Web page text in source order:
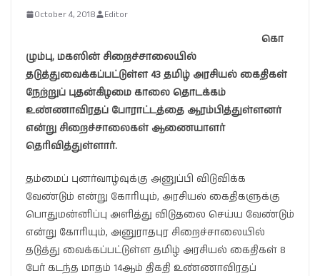
October 4, 2018 Editor
கொ
ழும்பு, மகஸின் சிறைச்சாலையில்
தடுத்துவைக்கப்பட்டுள்ள 43 தமிழ் அரசியல் கைதிகள்
நேற்றுப் புதன்கிழமை காலை தொடக்கம்
உண்ணாவிரதப் போராட்டத்தை ஆரம்பித்துள்ளனர்
என்று சிறைச்சாலைகள் ஆணையாளர்
தெரிவித்துள்ளார்.
தம்மைப் புனர்வாழ்வுக்கு அனுப்பி விடுவிக்க
வேண்டும் என்று கோரியும், அரசியல் கைதிகளுக்கு
பொதுமன்னிப்பு அளித்து விடுதலை செய்ய வேண்டும்
என்று கோரியும், அனுராதபுர சிறைச்சாலையில்
தடுத்து வைக்கப்பட்டுள்ள தமிழ் அரசியல் கைதிகள் 8
பேர் கடந்த மாதம் 14ஆம் திகதி உண்ணாவிரதப்